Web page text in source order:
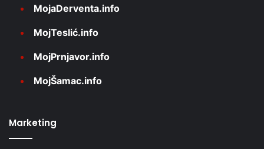
MojaDerventa.info
MojTeslić.info
MojPrnjavor.info
MojŠamac.info
Marketing